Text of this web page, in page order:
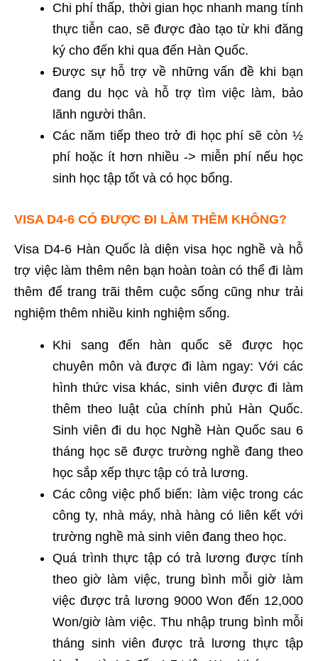
Chi phí thấp, thời gian học nhanh mang tính
thực tiễn cao, sẽ được đào tạo từ khi đăng
ký cho đến khi qua đến Hàn Quốc.
Được sự hỗ trợ về những vấn đề khi bạn
đang du học và hỗ trợ tìm việc làm, bảo
lãnh người thân.
Các năm tiếp theo trở đi học phí sẽ còn ½
phí hoặc ít hơn nhiều -> miễn phí nếu học
sinh học tập tốt và có học bổng.
VISA D4-6 CÓ ĐƯỢC ĐI LÀM THÊM KHÔNG?
Visa D4-6 Hàn Quốc là diện visa học nghề và hỗ
trợ việc làm thêm nên bạn hoàn toàn có thể đi làm
thêm để trang trãi thêm cuộc sống cũng như trải
nghiệm thêm nhiều kinh nghiệm sống.
Khi sang đến hàn quốc sẽ được học
chuyên môn và được đi làm ngay: Với các
hình thức visa khác, sinh viên được đi làm
thêm theo luật của chính phủ Hàn Quốc.
Sinh viên đi du học Nghề Hàn Quốc sau 6
tháng học sẽ được trường nghề đang theo
học sắp xếp thực tập có trả lương.
Các công việc phổ biến: làm việc trong các
công ty, nhà máy, nhà hàng có liên kết với
trường nghề mà sinh viên đang theo học.
Quá trình thực tập có trả lương được tính
theo giờ làm việc, trung bình mỗi giờ làm
việc được trả lương 9000 Won đến 12,000
Won/giờ làm việc. Thu nhập trung bình mỗi
tháng sinh viên được trả lương thực tập